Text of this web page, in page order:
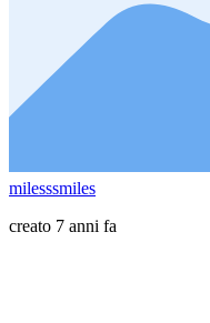
milesssmiles
creato 7 anni fa